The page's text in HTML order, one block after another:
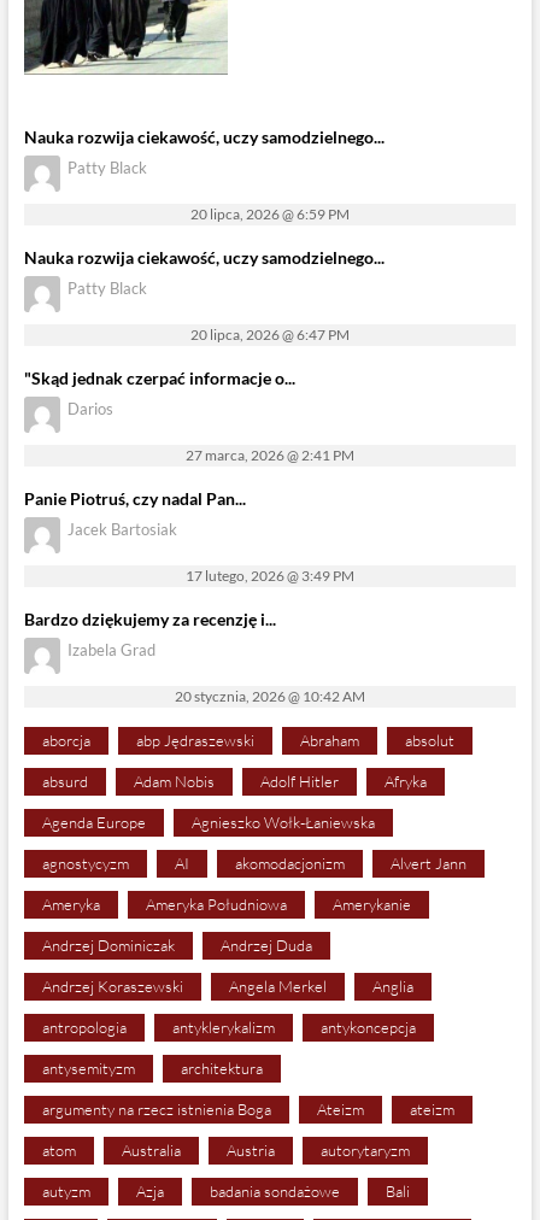
Nauka rozwija ciekawość, uczy samodzielnego...
Patty Black
20 lipca, 2026 @ 6:59 PM
Nauka rozwija ciekawość, uczy samodzielnego...
Patty Black
20 lipca, 2026 @ 6:47 PM
"Skąd jednak czerpać informacje o...
Darios
27 marca, 2026 @ 2:41 PM
Panie Piotruś, czy nadal Pan...
Jacek Bartosiak
17 lutego, 2026 @ 3:49 PM
Bardzo dziękujemy za recenzję i...
Izabela Grad
20 stycznia, 2026 @ 10:42 AM
aborcja abp Jędraszewski Abraham absolut
absurd Adam Nobis Adolf Hitler Afryka
Agenda Europe Agnieszko Wołk-Łaniewska
agnostycyzm AI akomodacjonizm Alvert Jann
Ameryka Ameryka Południowa Amerykanie
Andrzej Dominiczak Andrzej Duda
Andrzej Koraszewski Angela Merkel Anglia
antropologia antyklerykalizm antykoncepcja
antysemityzm architektura
argumenty na rzecz istnienia Boga Ateizm ateizm
atom Australia Austria autorytaryzm
autyzm Azja badania sondażowe Bali